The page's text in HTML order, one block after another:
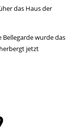
das Haus der
Bellegarde wurde das
jetzt